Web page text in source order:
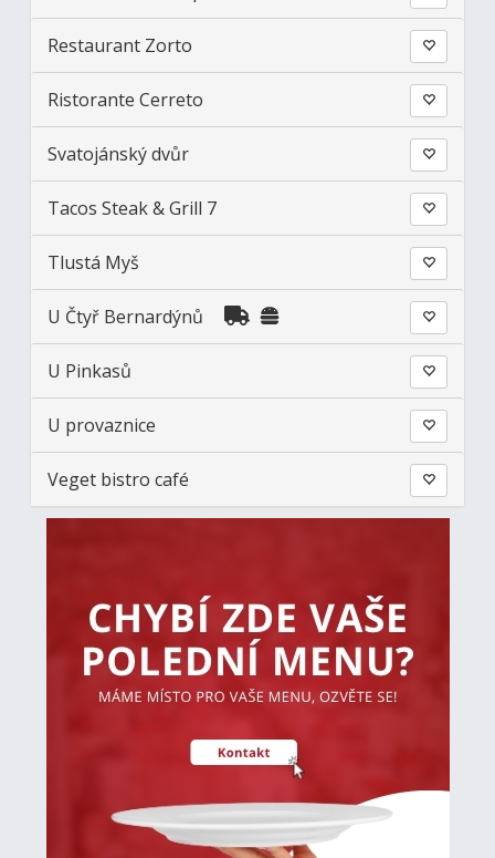
Restaurant Zorto
Ristorante Cerreto
Svatojánský dvůr
Tacos Steak & Grill 7
Tlustá Myš
U Čtyř Bernardýnů
U Pinkasů
U provaznice
Veget bistro café